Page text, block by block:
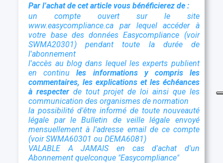
Par l’achat de cet article vous bénéficierez de :
un compte ouvert sur le site
www.easycompliance.ca par lequel accéder à
votre base des données Easycompliance (voir
SWMA20301) pendant toute la durée de
l'abonnement
l'accès au blog dans lequel les experts publient
en continules informations y compris les
commentaires, les explications et les échéances
à respecter de tout projet de loi ainsi que les
communication des organismes de normation
la possibilité d'être informé de toute nouveauté
légale par le Bulletin de veille légale envoyé
mensuellement à l'adresse email de ce compte
(voir SWMA60301 ou DEMA6081)
VALABLE A JAMAIS en cas d'achat d'un
Abonnement quelconque "Easycompliance"